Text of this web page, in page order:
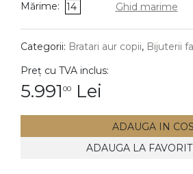
DIAMANTE
Cercei
Mărime: 14 Ghid marime
Categorii: Bratari aur copii, Bijuterii
Preț cu TVA inclus:
5.991 00 Lei
ADAUGA IN COS
ADAUGA LA